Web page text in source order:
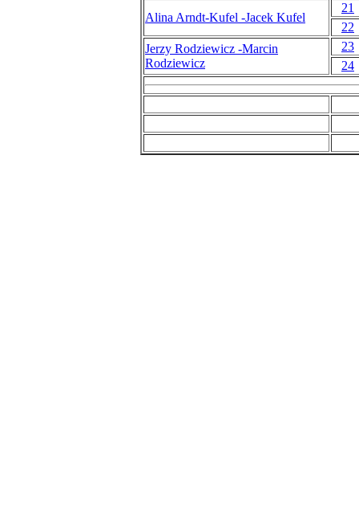
Alina Arndt-Kufel -Jacek Kufel
21
22
Jerzy Rodziewicz -Marcin
Rodziewicz
23
24